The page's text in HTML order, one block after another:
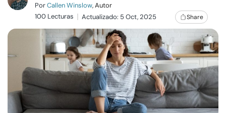
Relaciones
Familia
Ayuda
Cursos
PorCallen Winslow, Autor
100 Lecturas
Actualizado: 5 Oct, 2025 Share